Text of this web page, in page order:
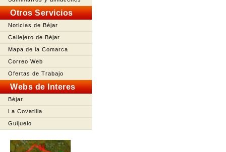
Otros Servicios
Noticias de Béjar
Callejero de Béjar
Mapa de la Comarca
Correo Web
Ofertas de Trabajo
Webs de Interes
Béjar
La Covatilla
Guijuelo